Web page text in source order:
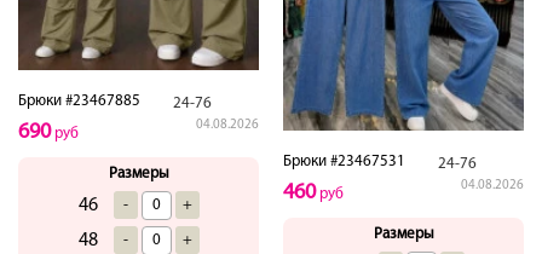
Брюки #23467885 24-76
04.08.2026
690руб
Размеры
46 - +
48 - +
Брюки #23467531 24-76
04.08.2026
460руб
Размеры